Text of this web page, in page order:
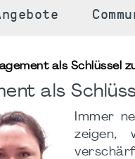
als Schlüssel
als
Immer
zeigen,